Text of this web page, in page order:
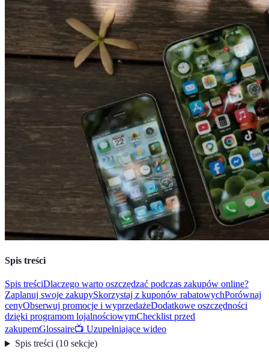
Spis treści
Spis treściDlaczego warto oszczędzać podczas zakupów online?
Zaplanuj swoje zakupySkorzystaj z kuponów rabatowychPorównaj
cenyObserwuj promocje i wyprzedażeDodatkowe oszczędności
dzięki programom lojalnościowymChecklist przed
zakupemGlossaire📺 Uzupełniające wideo
Spis treści(10 sekcje)